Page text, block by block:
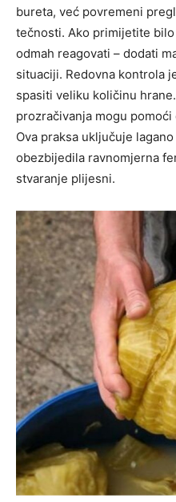
bureta, već povremeni
tečnosti. Ako primijetite
odmah reagovati – dodati
situaciji. Redovna kontrola
spasiti veliku količinu hrane.
prozračivanja mogu
Ova praksa uključuje
obezbijedila ravnomjerna
stvaranje plijesni.